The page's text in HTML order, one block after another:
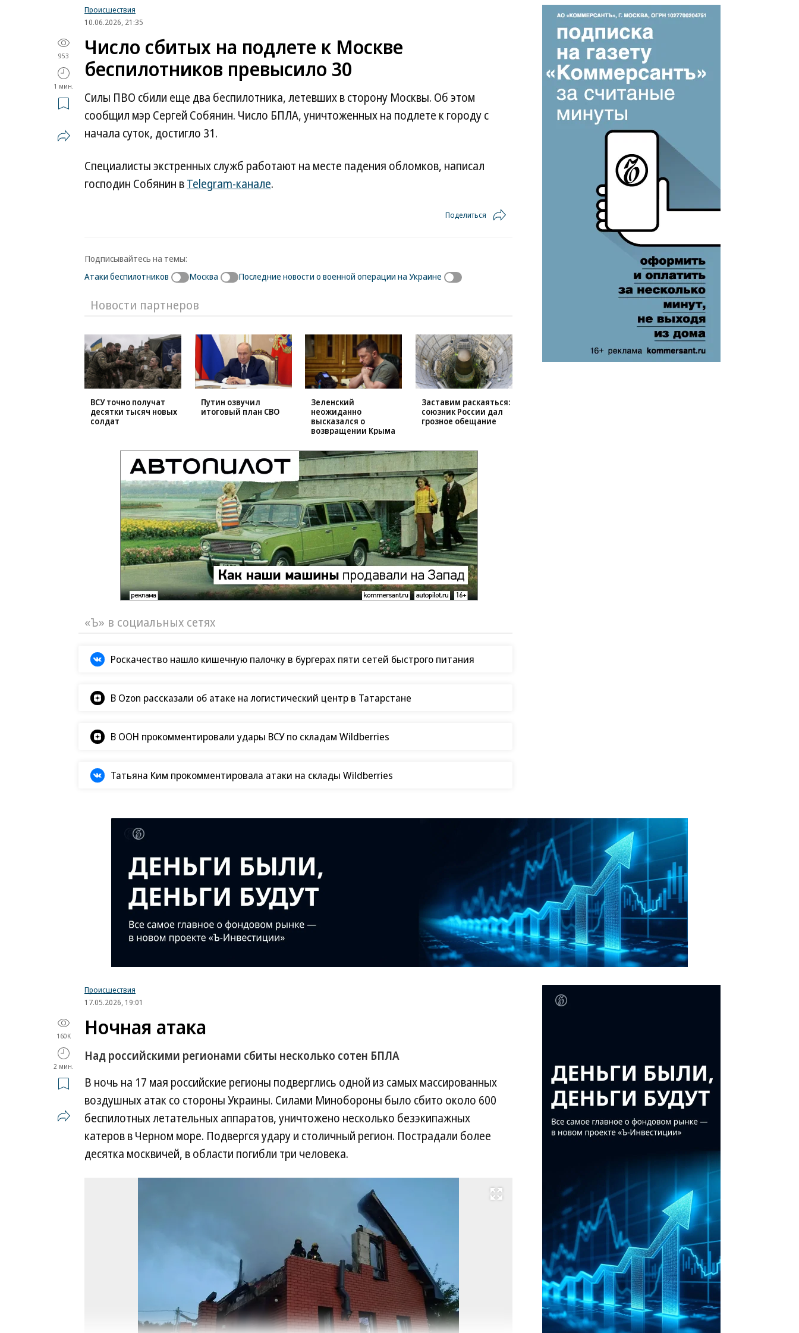
Происшествия
10.06.2026, 21:35
953
1 мин.
Число сбитых на подлете к Москве
беспилотников превысило 30
Силы ПВО сбили еще два беспилотника, летевших в сторону Москвы. Об этом
сообщил мэр Сергей Собянин. Число БПЛА, уничтоженных на подлете к городу с
начала суток, достигло 31.
Специалисты экстренных служб работают на месте падения обломков, написал
господин Собянин вTelegram-канале.
Поделиться
Подписывайтесь на темы:
Атаки беспилотников
Москва Последние новости о военной операции на Украине
Новости партнеров
ВСУ точно получат
десятки тысяч новых
солдат
Путин озвучил
итоговый план СВО
Зеленский
неожиданно
высказался о
возвращении Крыма
Заставим раскаяться:
союзник России дал
грозное обещание
«Ъ» в социальных сетях
Роскачество нашло кишечную палочку в бургерах пяти сетей быстрого питания
В Ozon рассказали об атаке на логистический центр в Татарстане
В ООН прокомментировали удары ВСУ по складам Wildberries
Татьяна Ким прокомментировала атаки на склады Wildberries
Происшествия
17.05.2026, 19:01
160K
2 мин.
Ночная атака
Над российскими регионами сбиты несколько сотен БПЛА
В ночь на 17 мая российские регионы подверглись одной из самых массированных
воздушных атак со стороны Украины. Силами Минобороны было сбито около 600
беспилотных летательных аппаратов, уничтожено несколько безэкипажных
катеров в Черном море. Подвергся удару и столичный регион. Пострадали более
десятка москвичей, в области погибли три человека.
Развернуть на весь экран
Последствия
Фото:
Telegram-
канал
Андрея
Воробьева